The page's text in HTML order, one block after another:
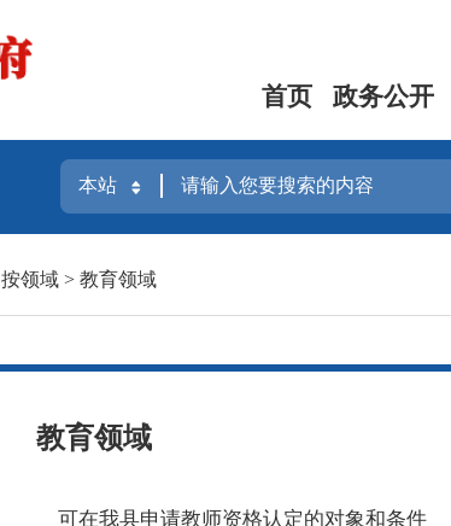
首页 政务公开
按领域 > 教育领域
教育领域
可在我县申请教师资格认定的对象和条件